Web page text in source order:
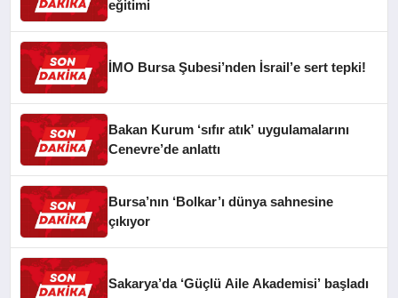
eğitimi
İMO Bursa Şubesi’nden İsrail’e sert tepki!
Bakan Kurum ‘sıfır atık’ uygulamalarını
Cenevre’de anlattı
Bursa’nın ‘Bolkar’ı dünya sahnesine
çıkıyor
Sakarya’da ‘Güçlü Aile Akademisi’ başladı